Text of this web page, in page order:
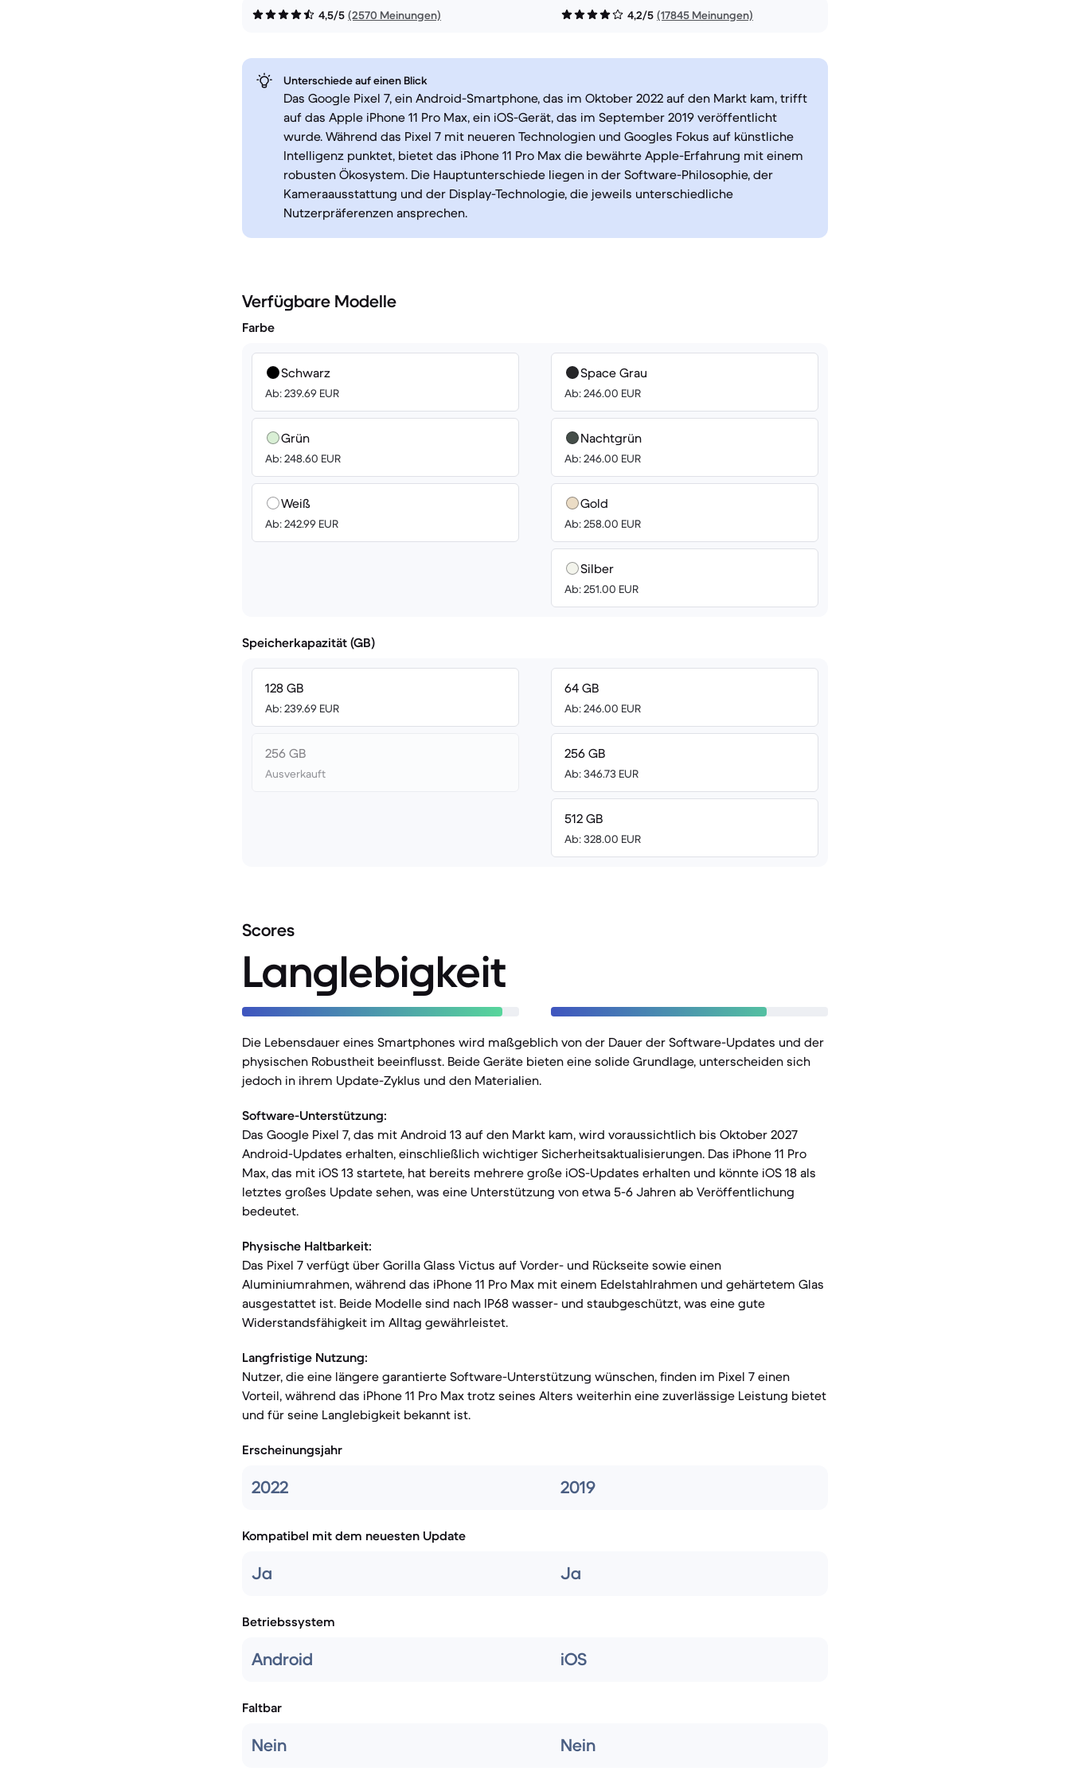
4,5/5 (2570 Meinungen) 4,2/5 (17845 Meinungen)
Unterschiede auf einen Blick
Das Google Pixel 7, ein Android-Smartphone, das im Oktober 2022 auf den Markt kam, trifft
auf das Apple iPhone 11 Pro Max, ein iOS-Gerät, das im September 2019 veröffentlicht
wurde. Während das Pixel 7 mit neueren Technologien und Googles Fokus auf künstliche
Intelligenz punktet, bietet das iPhone 11 Pro Max die bewährte Apple-Erfahrung mit einem
robusten Ökosystem. Die Hauptunterschiede liegen in der Software-Philosophie, der
Kameraausstattung und der Display-Technologie, die jeweils unterschiedliche
Nutzerpräferenzen ansprechen.
Verfügbare Modelle
Farbe
Schwarz
Ab: 239.69 EUR
Grün
Ab: 248.60 EUR
Weiß
Ab: 242.99 EUR
Space Grau
Ab: 246.00 EUR
Nachtgrün
Ab: 246.00 EUR
Gold
Ab: 258.00 EUR
Silber
Ab: 251.00 EUR
Speicherkapazität (GB)
128 GB
Ab: 239.69 EUR
256 GB
Ausverkauft
64 GB
Ab: 246.00 EUR
256 GB
Ab: 346.73 EUR
512 GB
Ab: 328.00 EUR
Scores
Langlebigkeit
Die Lebensdauer eines Smartphones wird maßgeblich von der Dauer der Software-Updates und der
physischen Robustheit beeinflusst. Beide Geräte bieten eine solide Grundlage, unterscheiden sich
jedoch in ihrem Update-Zyklus und den Materialien.
Software-Unterstützung:
Das Google Pixel 7, das mit Android 13 auf den Markt kam, wird voraussichtlich bis Oktober 2027
Android-Updates erhalten, einschließlich wichtiger Sicherheitsaktualisierungen. Das iPhone 11 Pro
Max, das mit iOS 13 startete, hat bereits mehrere große iOS-Updates erhalten und könnte iOS 18 als
letztes großes Update sehen, was eine Unterstützung von etwa 5-6 Jahren ab Veröffentlichung
bedeutet.
Physische Haltbarkeit:
Das Pixel 7 verfügt über Gorilla Glass Victus auf Vorder- und Rückseite sowie einen
Aluminiumrahmen, während das iPhone 11 Pro Max mit einem Edelstahlrahmen und gehärtetem Glas
ausgestattet ist. Beide Modelle sind nach IP68 wasser- und staubgeschützt, was eine gute
Widerstandsfähigkeit im Alltag gewährleistet.
Langfristige Nutzung:
Nutzer, die eine längere garantierte Software-Unterstützung wünschen, finden im Pixel 7 einen
Vorteil, während das iPhone 11 Pro Max trotz seines Alters weiterhin eine zuverlässige Leistung bietet
und für seine Langlebigkeit bekannt ist.
Erscheinungsjahr
2022 2019
Kompatibel mit dem neuesten Update
Ja Ja
Betriebssystem
Android iOS
Faltbar
Nein Nein